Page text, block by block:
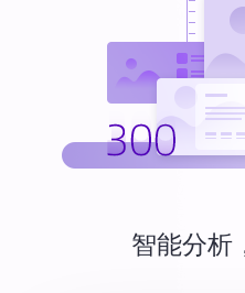
智能分析